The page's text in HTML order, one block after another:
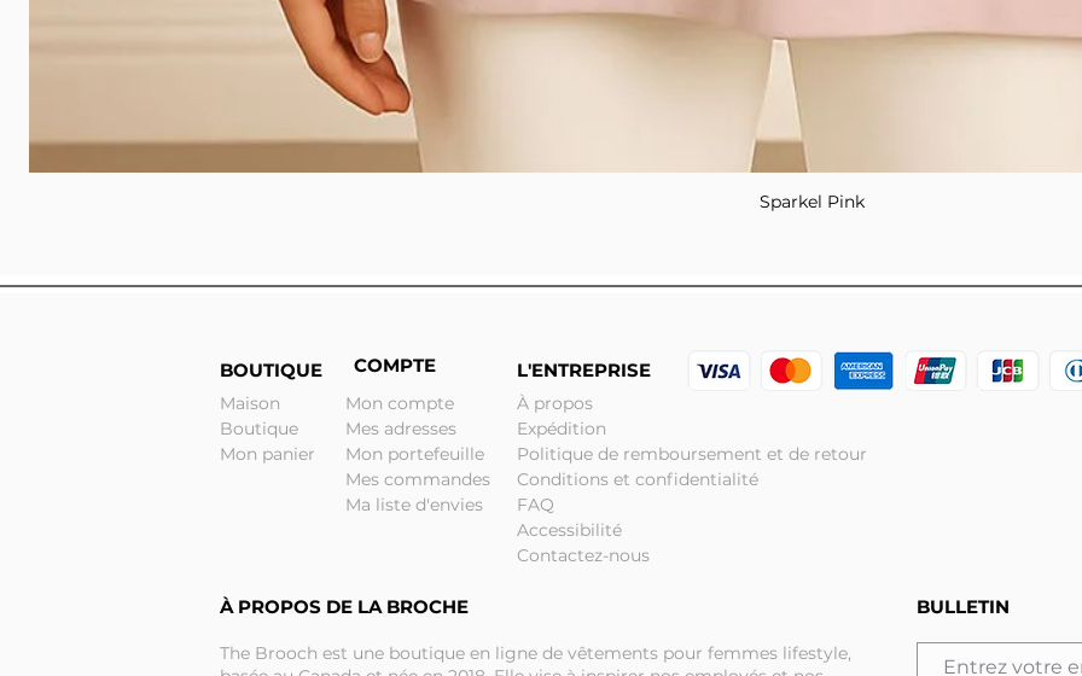
Aperçu rapide
Sparkel Pink
BOUTIQUE COMPTE L'ENTREPRISE
Maison
Boutique
Mon panier
Mon compte
Mes adresses
Mon portefeuille
Mes commandes
Ma liste d'envies
À propos
Expédition
Politique de remboursement et de retour
Conditions et confidentialité
FAQ
Accessibilité
Contactez-nous
À PROPOS DE LA BROCHE
The Brooch est une boutique en ligne de vêtements pour femmes lifestyle,
BULLETIN